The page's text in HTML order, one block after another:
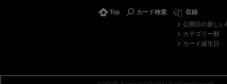
Top カード検索
収録
公開日の新しい
カテゴリー順
カード誕生日